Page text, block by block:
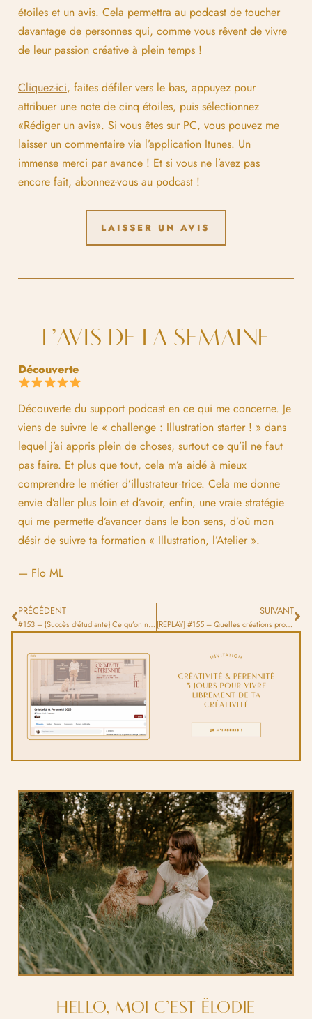
étoiles et un avis. Cela permettra au podcast de toucher
davantage de personnes qui, comme vous rêvent de vivre
de leur passion créative à plein temps !
Cliquez-ici, faites défiler vers le bas, appuyez pour
attribuer une note de cinq étoiles, puis sélectionnez
«Rédiger un avis». Si vous êtes sur PC, vous pouvez me
laisser un commentaire via l’application Itunes. Un
immense merci par avance ! Et si vous ne l’avez pas
encore fait, abonnez-vous au podcast !
LAISSER UN AVIS
L’AVIS DE LA SEMAINE
Découverte
Découverte du support podcast en ce qui me concerne. Je
viens de suivre le « challenge : Illustration starter ! » dans
lequel j’ai appris plein de choses, surtout ce qu’il ne faut
pas faire. Et plus que tout, cela m’a aidé à mieux
comprendre le métier d’illustrateur·trice. Cela me donne
envie d’aller plus loin et d’avoir, enfin, une vraie stratégie
qui me permette d’avancer dans le bon sens, d’où mon
désir de suivre ta formation « Illustration, l’Atelier ».
— Flo ML
PRÉCÉDENT
#153 – {Succès d’étudiante} Ce qu’on ne voit pas : les vraies coulisses d’une illustratrice
SUIVANT
[REPLAY] #155 – Quelles créations proposer à Noël sur sa boutique sans se ruiner ?
HELLO, MOI C’EST ËLODIE